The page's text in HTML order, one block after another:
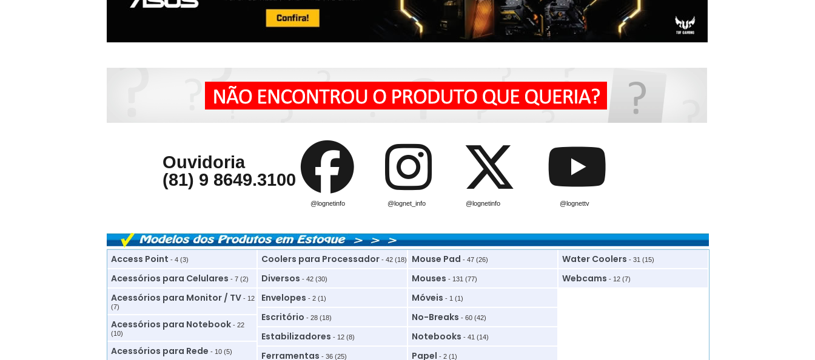
Ouvidoria
(81) 9 8649.3100
@lognetinfo @lognet_info @lognetinfo @lognettv
Access Point - 4 (3)
Acessórios para Celulares - 7 (2)
Acessórios para Monitor / TV- 12
(7)
Acessórios para Notebook- 22
(10)
Acessórios para Rede - 10 (5)
Coolers para Processador- 42 (18)
Diversos - 42 (30)
Envelopes - 2 (1)
Escritório - 28 (18)
Estabilizadores - 12 (8)
Ferramentas - 36 (25)
Mouse Pad - 47 (26)
Mouses - 131 (77)
Móveis - 1 (1)
No-Breaks - 60 (42)
Notebooks - 41 (14)
Papel - 2 (1)
Water Coolers - 31 (15)
Webcams - 12 (7)